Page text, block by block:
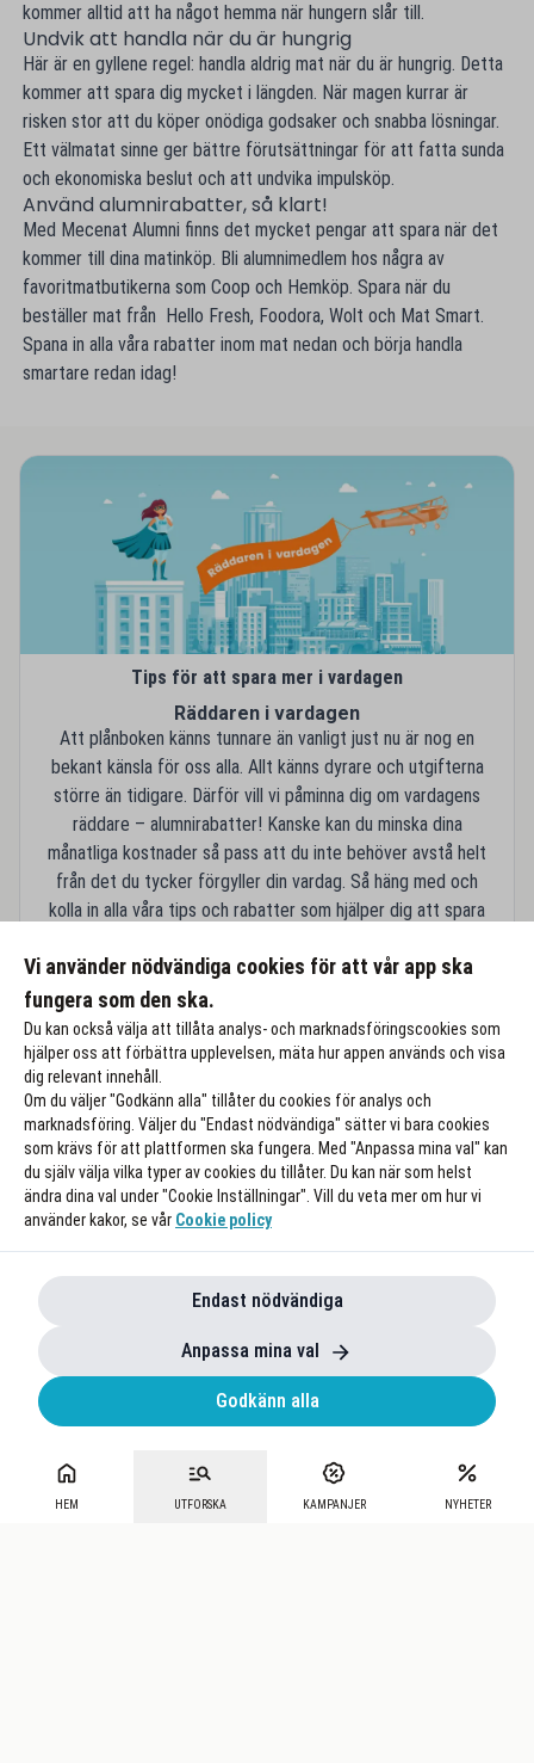
HEM UTFORSKA KAMPANJER NYHETER
kommer alltid att ha något hemma när hungern slår till.
Undvik att handla när du är hungrig
Här är en gyllene regel: handla aldrig mat när du är hungrig. Detta
kommer att spara dig mycket i längden. När magen kurrar är
risken stor att du köper onödiga godsaker och snabba lösningar.
Ett välmatat sinne ger bättre förutsättningar för att fatta sunda
och ekonomiska beslut och att undvika impulsköp.
Använd alumnirabatter, så klart!
Med Mecenat Alumni finns det mycket pengar att spara när det
kommer till dina matinköp. Bli alumnimedlem hos några av
favoritmatbutikerna som Coop och Hemköp. Spara när du
beställer mat från Hello Fresh, Foodora, Wolt och Mat Smart.
Spana in alla våra rabatter inom mat nedan och börja handla
smartare redan idag!
Tips för att spara mer i vardagen
Räddaren i vardagen
Att plånboken känns tunnare än vanligt just nu är nog en
bekant känsla för oss alla. Allt känns dyrare och utgifterna
större än tidigare. Därför vill vi påminna dig om vardagens
räddare – alumnirabatter! Kanske kan du minska dina
månatliga kostnader så pass att du inte behöver avstå helt
från det du tycker förgyller din vardag. Så häng med och
kolla in alla våra tips och rabatter som hjälper dig att spara
Vi använder nödvändiga cookies för att vår app ska
fungera som den ska.
Du kan också välja att tillåta analys- och marknadsföringscookies som
hjälper oss att förbättra upplevelsen, mäta hur appen används och visa
dig relevant innehåll.
Om du väljer "Godkänn alla" tillåter du cookies för analys och
marknadsföring. Väljer du "Endast nödvändiga" sätter vi bara cookies
som krävs för att plattformen ska fungera. Med "Anpassa mina val" kan
du själv välja vilka typer av cookies du tillåter. Du kan när som helst
ändra dina val under "Cookie Inställningar". Vill du veta mer om hur vi
använder kakor, se vår Cookie policy
Endast nödvändiga
Anpassa mina val
Godkänn alla